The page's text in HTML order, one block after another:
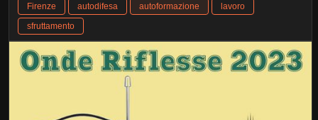
Firenze autodifesa autoformazione
lavoro
sfruttamento